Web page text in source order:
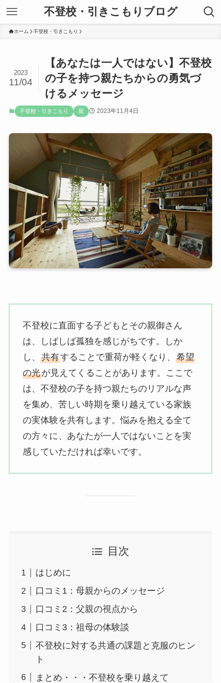
不登校・引きこもりブログ
ホーム 不登校・引きこもり
【あなたは一人ではない】不登校
の子を持つ親たちからの勇気づ
けるメッセージ
2023
11/04
不登校・引きこもり 親 2023年11月4日
不登校に直面する子どもとその親御さん
は、しばしば孤独を感じがちです。しか
し、 共有することで重荷が軽くなり、 希望
の光が見えてくることがあります。ここで
は、不登校の子を持つ親たちのリアルな声
を集め、苦しい時期を乗り越えている家族
の実体験を共有します。悩みを抱える全て
の方々に、あなたが一人ではないことを実
感していただければ幸いです。
目次
はじめに
口コミ1：母親からのメッセージ
口コミ2：父親の視点から
口コミ3：祖母の体験談
不登校に対する共通の課題と克服のヒン
ト
まとめ・・・不登校を乗り越えて